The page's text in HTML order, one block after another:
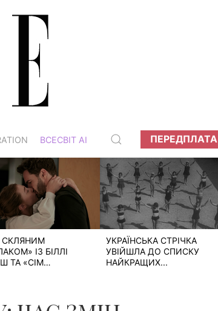
ВСЕСВІТ АІ ПЕРЕДПЛАТА
СКЛЯНИМ
ІЗ БІЛЛІ
ТА «СІМ
УКРАЇНСЬКА СТРІЧКА
УВІЙШЛА ДО СПИСКУ
НАЙКРАЩИХ...